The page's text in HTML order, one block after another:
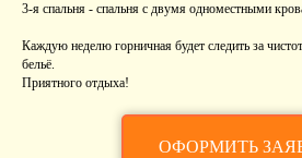
3-я спальня - спальня с двумя одноместными
Каждую неделю горничная будет следить за
бельё.
Приятного отдыха!
ОФОРМИТЬ